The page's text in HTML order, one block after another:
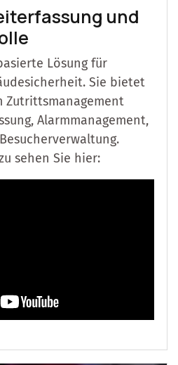
und
Lösung für
Sie bietet
Zutrittsmanagement
Alarmmanagement,
sehen Sie hier: